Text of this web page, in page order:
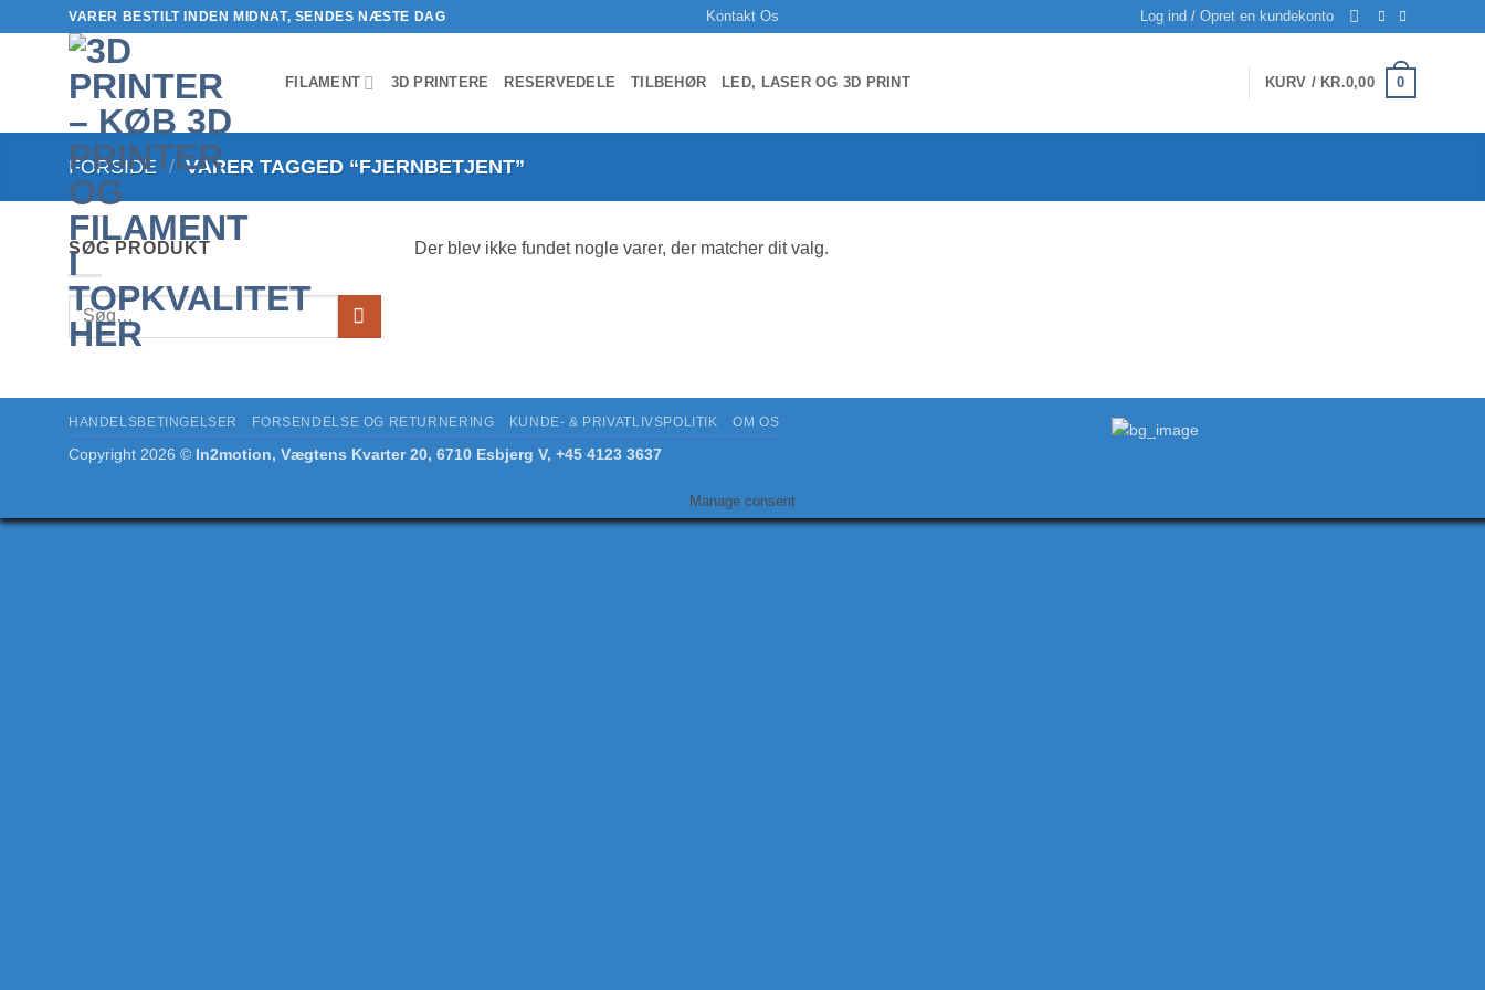
VARER BESTILT INDEN MIDNAT, SENDES NÆSTE DAG Kontakt Os Log ind / Opret en kundekonto
FILAMENT 3D PRINTERE RESERVEDELE TILBEHØR LED, LASER OG 3D PRINT KURV / KR.0,00 0
FORSIDE / VARER TAGGED “FJERNBETJENT”
SØG PRODUKT
Søg
efter:
Der blev ikke fundet nogle varer, der matcher dit valg.
HANDELSBETINGELSER FORSENDELSE OG RETURNERING KUNDE- & PRIVATLIVSPOLITIK OM OS
Copyright 2026 © In2motion, Vægtens Kvarter 20, 6710 Esbjerg V, +45 4123 3637
Manage consent